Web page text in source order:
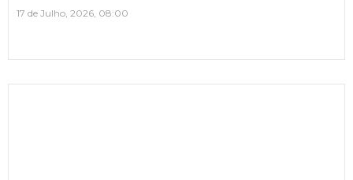
17 de Julho, 2026, 08:00